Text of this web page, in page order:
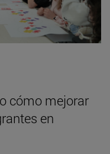
cómo mejorar
en